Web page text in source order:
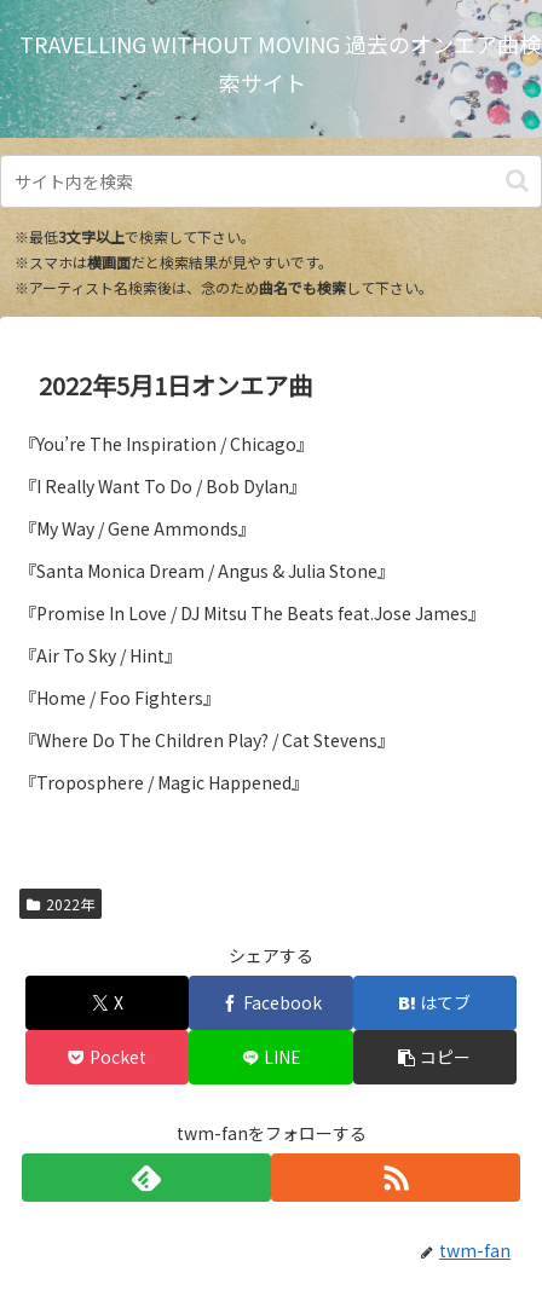
TRAVELLING WITHOUT MOVING 過去のオンエア曲検
索サイト
※最低3文字以上で検索して下さい。
※スマホは横画面だと検索結果が見やすいです。
※アーティスト名検索後は、念のため曲名でも検索して下さい。
2022年5月1日オンエア曲
『You’re The Inspiration / Chicago』
『I Really Want To Do / Bob Dylan』
『My Way / Gene Ammonds』
『Santa Monica Dream / Angus & Julia Stone』
『Promise In Love / DJ Mitsu The Beats feat.Jose James』
『Air To Sky / Hint』
『Home / Foo Fighters』
『Where Do The Children Play? / Cat Stevens』
『Troposphere / Magic Happened』
2022年
シェアする
X
Facebook はてブ
Pocket LINE コピー
twm-fanをフォローする
twm-fan